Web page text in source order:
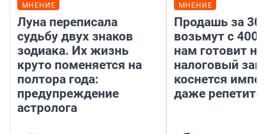
МНЕНИЕ
Луна переписала
судьбу двух знаков
зодиака. Их жизнь
круто поменяется на
полтора года:
предупреждение
астролога
МНЕНИЕ
Продашь за
возьмут с
нам готовит
налоговый
коснется
даже